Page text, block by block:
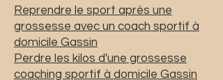
Reprendre le sport après une
grossesse avec un coach sportif à
domicile Gassin
Perdre les kilos d'une grossesse
coaching sportif à domicile Gassin